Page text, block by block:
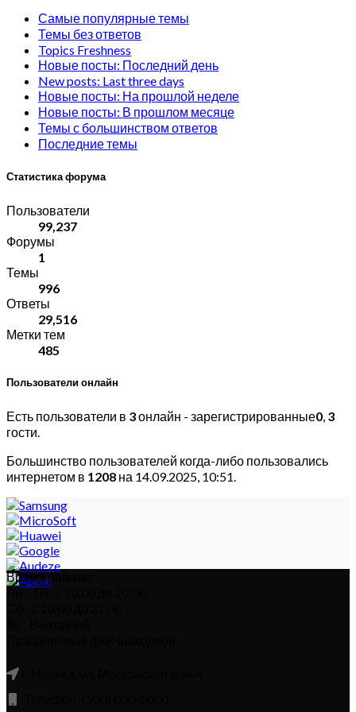
Самые популярные темы
Темы без ответов
Topics Freshness
Новые посты: Последний день
New posts: Last three days
Новые посты: На прошлой неделе
Новые посты: В прошлом месяце
Темы с большинством ответов
Последние темы
Статистика форума
Пользователи
99,237
Форумы
1
Темы
996
Ответы
29,516
Метки тем
485
Пользователи онлайн
Есть пользователи в 3онлайн - зарегистрированные0, 3
гости.
Большинство пользователей когда-либо пользовались
интернетом в 1208 на 14.09.2025, 10:51.
Время работы:
Пн – Пт: с 10:00 до 20:00